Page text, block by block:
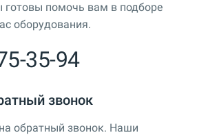
помочь вам в подборе
оборудования.
35-94
звонок
обратный звонок. Наши